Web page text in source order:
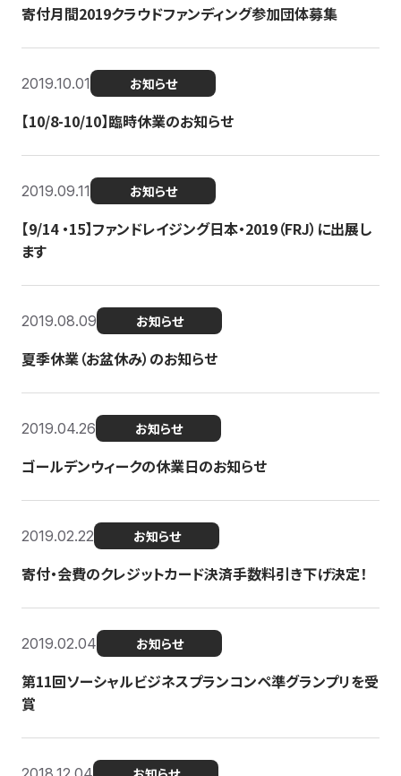
寄付月間2019クラウドファンディング参加団体募集
2019.10.01 お知らせ
【10/8-10/10】臨時休業のお知らせ
2019.09.11 お知らせ
【9/14 ・15】ファンドレイジング日本・2019（FRJ）に出展し
ます
2019.08.09 お知らせ
夏季休業（お盆休み）のお知らせ
2019.04.26 お知らせ
ゴールデンウィークの休業日のお知らせ
2019.02.22 お知らせ
寄付・会費のクレジットカード決済手数料引き下げ決定！
2019.02.04 お知らせ
第11回ソーシャルビジネスプランコンペ準グランプリを受
賞